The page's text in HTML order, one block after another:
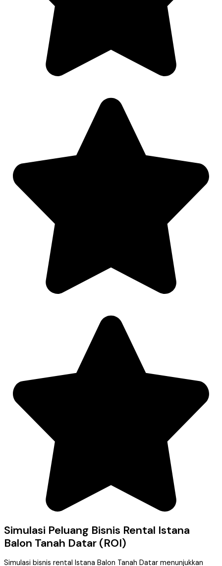
Simulasi Peluang Bisnis Rental Istana
Balon Tanah Datar (ROI)
Simulasi bisnis rental Istana Balon Tanah Datar menunjukkan